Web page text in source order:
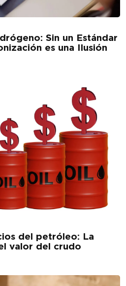
Sin un Estándar
es una Ilusión
del petróleo: La
valor del crudo